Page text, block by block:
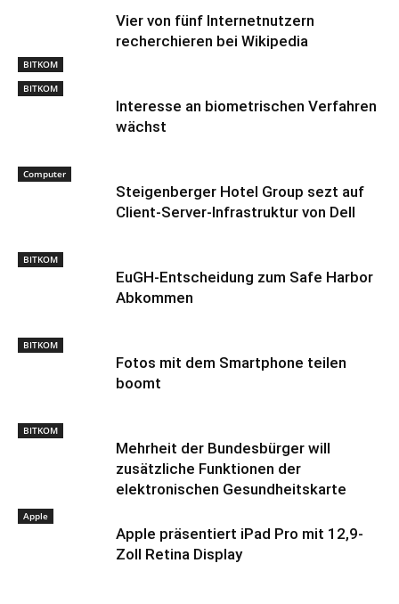
BITKOM
Vier von fünf Internetnutzern
recherchieren bei Wikipedia
BITKOM
Interesse an biometrischen Verfahren
wächst
Computer
Steigenberger Hotel Group sezt auf
Client-Server-Infrastruktur von Dell
BITKOM
EuGH-Entscheidung zum Safe Harbor
Abkommen
BITKOM
Fotos mit dem Smartphone teilen
boomt
BITKOM
Mehrheit der Bundesbürger will
zusätzliche Funktionen der
elektronischen Gesundheitskarte
Apple
Apple präsentiert iPad Pro mit 12,9-
Zoll Retina Display